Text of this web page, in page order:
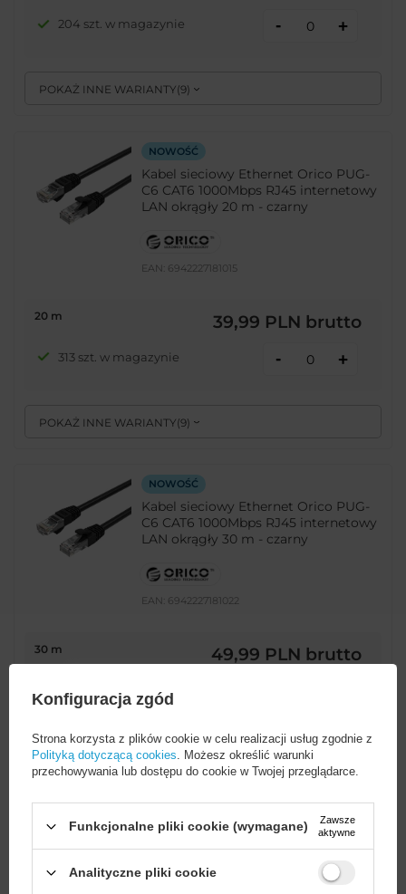
POKAŻ INNE WARIANTY(9)
204 szt. w magazynie - +
NOWOŚĆ
Kabel sieciowy Ethernet Orico PUG-
C6 CAT6 1000Mbps RJ45 internetowy
LAN okrągły 20 m - czarny
EAN: 6942227181015
POKAŻ INNE WARIANTY(9)
20 m 39,99 PLN brutto
313 szt. w magazynie - +
NOWOŚĆ
Kabel sieciowy Ethernet Orico PUG-
C6 CAT6 1000Mbps RJ45 internetowy
LAN okrągły 30 m - czarny
EAN: 6942227181022
POKAŻ INNE WARIANTY( 9)
30 m 49,99 PLN brutto
267 szt. w magazynie
Kabel sieciowy Ethernet Orico PUG-
internetowy LAN płaski 8 m - czarny
Konfiguracja zgód
Strona korzysta z plików cookie w celu realizacji usług zgodnie z
Polityką dotyczącą cookies . Możesz określić warunki
przechowywania lub dostępu do cookie w Twojej przeglądarce.
Funkcjonalne pliki cookie (wymagane)
Zawsze
aktywne
Analityczne pliki cookie